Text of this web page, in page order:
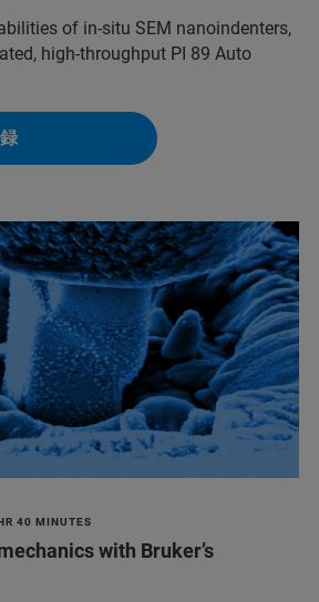
of in-situ SEM nanoindenters,
high-throughput PI 89 Auto
40 MINUTES
with Bruker’s